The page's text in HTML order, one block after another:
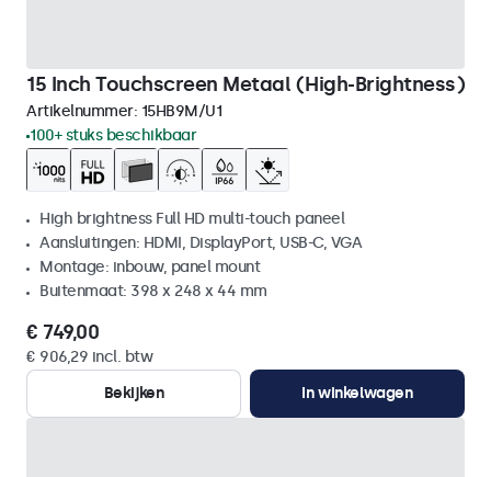
15 Inch Touchscreen Metaal (High-Brightness)
Artikelnummer: 15HB9M/U1
100+ stuks beschikbaar
High brightness Full HD multi-touch paneel
Aansluitingen: HDMI, DisplayPort, USB-C, VGA
Montage: inbouw, panel mount
Buitenmaat: 398 x 248 x 44 mm
€ 749,00
€ 906,29 incl. btw
Bekijken
In winkelwagen